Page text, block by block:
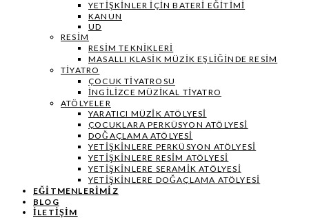
YETIŞKINLER IÇIN BATERI EĞITIMI
KANUN
UD
RESIM
RESIM TEKNIKLERI
MASALLI KLASIK MÜZIK EŞLIĞINDE RESIM
TIYATRO
ÇOCUK TIYATROSU
İNGILIZCE MÜZIKAL TIYATRO
ATÖLYELER
YARATICI MÜZIK ATÖLYESI
ÇOCUKLARA PERKÜSYON ATÖLYESI
DOĞAÇLAMA ATÖLYESI
YETIŞKINLERE PERKÜSYON ATÖLYESI
YETIŞKINLERE RESIM ATÖLYESI
YETIŞKINLERE SERAMIK ATÖLYESI
YETIŞKINLERE DOĞAÇLAMA ATÖLYESI
EĞITMENLERIMIZ
BLOG
İLETİŞİM